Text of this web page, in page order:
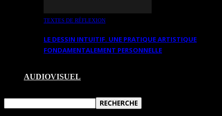
TEXTES DE RÉFLEXION
LE DESSIN INTUITIF. UNE PRATIQUE ARTISTIQUE
FONDAMENTALEMENT PERSONNELLE
AUDIOVISUEL